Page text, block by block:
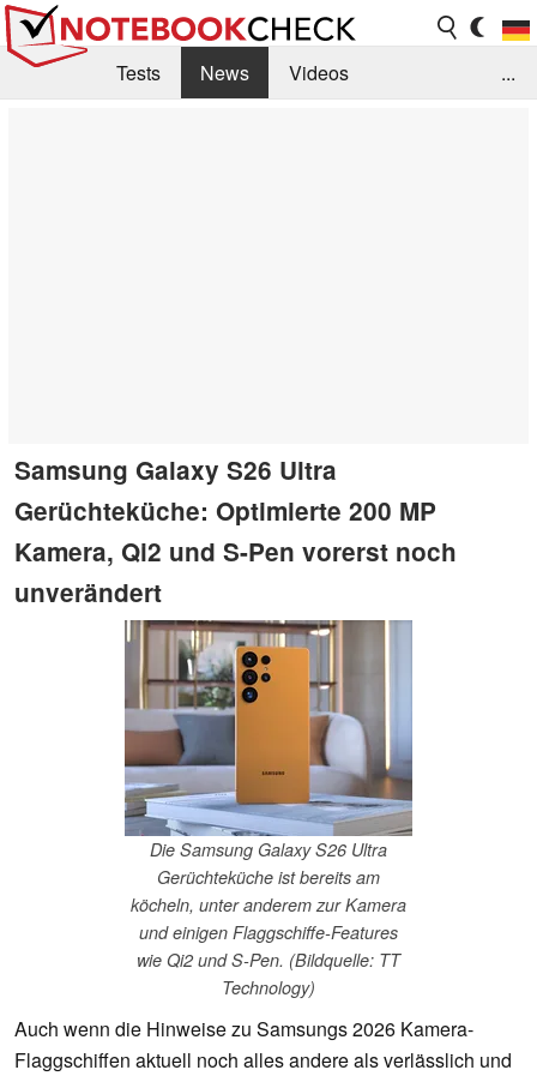
Tests News
Videos
...
Samsung Galaxy S26 Ultra
Gerüchteküche: Optimierte 200 MP
Kamera, Qi2 und S-Pen vorerst noch
unverändert
Die Samsung Galaxy S26 Ultra
Gerüchteküche ist bereits am
köcheln, unter anderem zur Kamera
und einigen Flaggschiffe-Features
wie Qi2 und S-Pen. (Bildquelle: TT
Technology)
Auch wenn die Hinweise zu Samsungs 2026 Kamera-
Flaggschiffen aktuell noch alles andere als verlässlich und